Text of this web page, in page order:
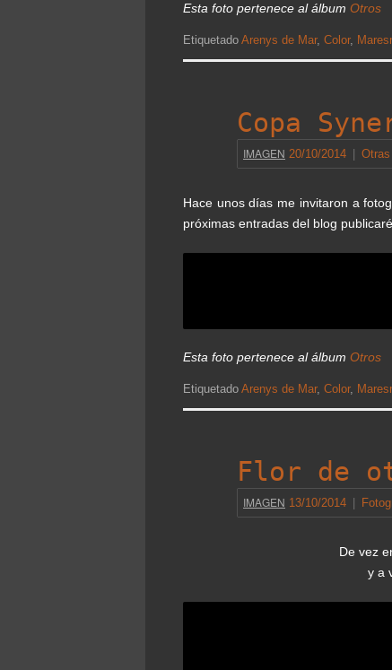
Esta foto pertenece al álbum Otros
Etiquetado Arenys de Mar, Color,
Copa
IMAGEN 20/10/2014
Hace unos días me invitaron a
próximas entradas del blog
Esta foto pertenece al álbum Otros
Etiquetado Arenys de Mar, Color,
Flor de
IMAGEN 13/10/2014
De vez
y a